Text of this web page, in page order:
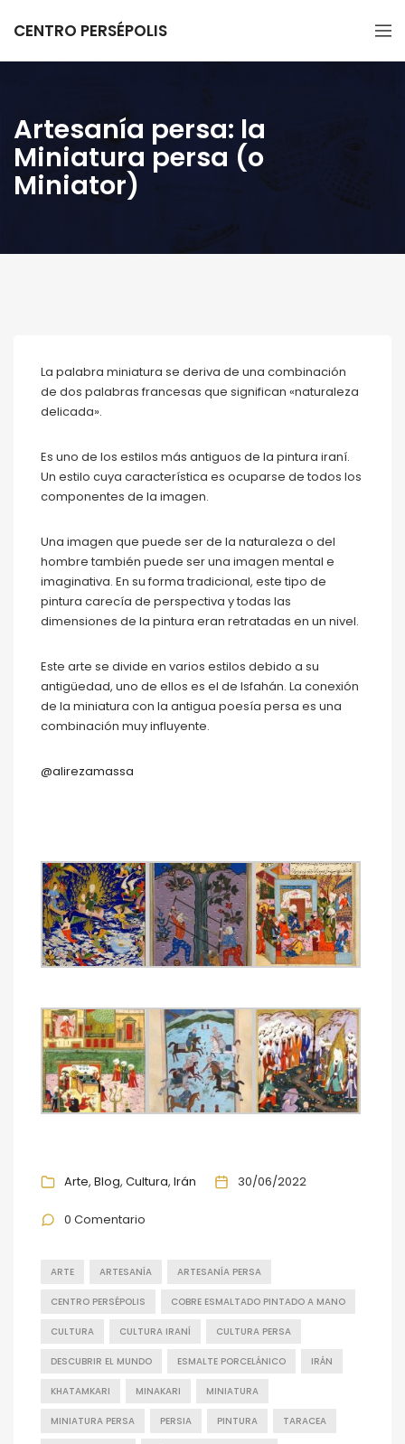
CENTRO PERSÉPOLIS
Artesanía persa: la
Miniatura persa (o
Miniator)
La palabra miniatura se deriva de una combinación
de dos palabras francesas que significan «naturaleza
delicada».
Es uno de los estilos más antiguos de la pintura iraní.
Un estilo cuya característica es ocuparse de todos los
componentes de la imagen.
Una imagen que puede ser de la naturaleza o del
hombre también puede ser una imagen mental e
imaginativa. En su forma tradicional, este tipo de
pintura carecía de perspectiva y todas las
dimensiones de la pintura eran retratadas en un nivel.
Este arte se divide en varios estilos debido a su
antigüedad, uno de ellos es el de Isfahán. La conexión
de la miniatura con la antigua poesía persa es una
combinación muy influyente.
@alirezamassa
Arte Blog Cultura Irán 30/06/2022
0 Comentario
ARTE ARTESANÍA ARTESANÍA PERSA
CENTRO PERSÉPOLIS COBRE ESMALTADO PINTADO A MANO
CULTURA CULTURA IRANÍ CULTURA PERSA
DESCUBRIR EL MUNDO ESMALTE PORCELÁNICO IRÁN
KHATAMKARI MINAKARI MINIATURA
MINIATURA PERSA PERSIA PINTURA TARACEA